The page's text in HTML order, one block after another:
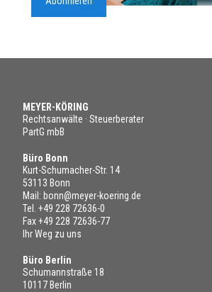
MEYER-KÖRING
Rechtsanwälte · Steuerberater
PartG mbB
Büro Bonn
Kurt-Schumacher-Str. 14
53113 Bonn
Mail: bonn@meyer-koering.de
Tel. +49 228 72636-0
Fax +49 228 72636-77
Ihr Weg zu uns
Büro Berlin
Schumannstraße 18
10117 Berlin